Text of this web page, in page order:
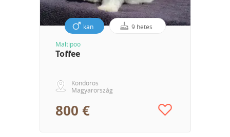
kan 9 hetes
Maltipoo
Toffee
Kondoros
Magyarország
800 €